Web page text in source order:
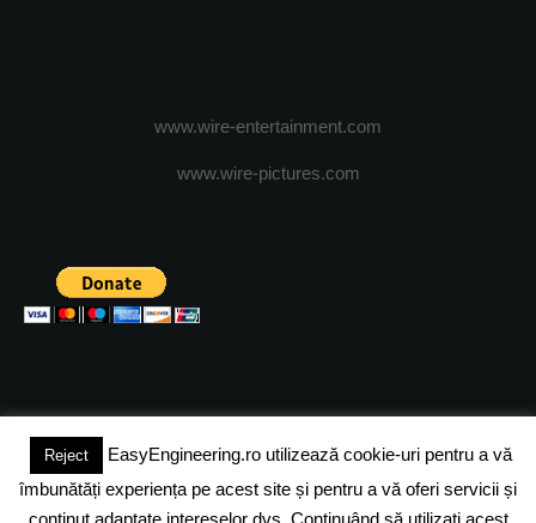
www.wire-entertainment.com
www.wire-pictures.com
(c) 2024 - FineEngineeringMagazine. All rights reserved.
DESPRE NOI ADVERTISING JOBS DESPRE COOKIES
Reject
EasyEngineering.ro utilizează cookie-uri pentru a vă
îmbunătăți experiența pe acest site și pentru a vă oferi servicii și
conținut adaptate intereselor dvs. Continuând să utilizați acest